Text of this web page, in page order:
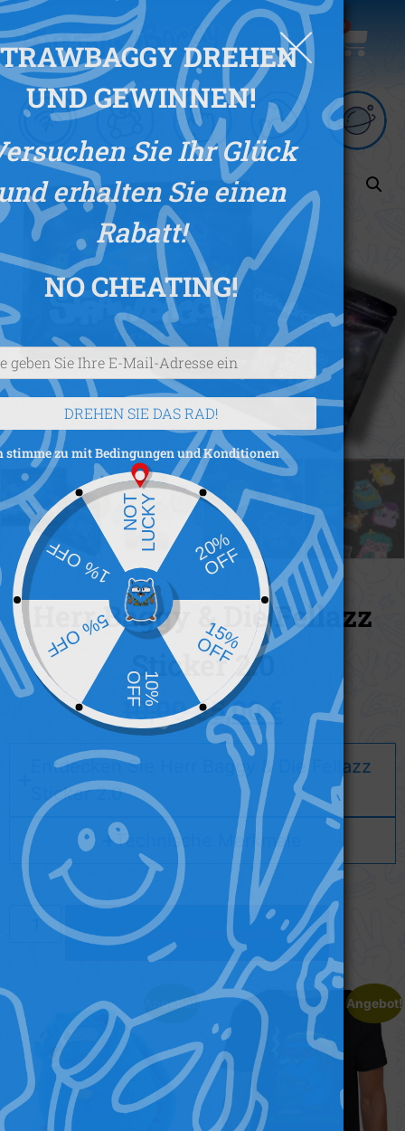
0
Herr Baggy & Die Fellazz
Sticker 2.0
10,00€5,00€
Entdecken Sie Herr Baggy & Die Fellazz
Sticker 2.0
Technische Merkmale
In den Warenkorb
Angebot! Angebot!
STRAWBAGGY DREHEN
UND GEWINNEN!
Versuchen Sie Ihr Glück
und erhalten Sie einen
Rabatt!
NO CHEATING!
DREHEN SIE DAS RAD!
Ich stimme zu mitBedingungen und Konditionen